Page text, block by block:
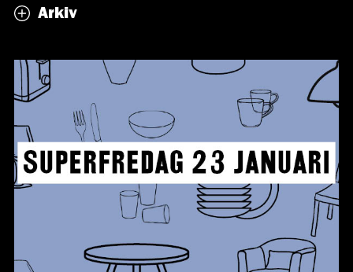
Arkiv